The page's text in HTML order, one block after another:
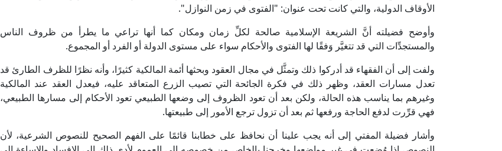
الأوقاف الدولية، والتي كانت تحت عنوان: "الفتوى في زمن النوازل".
وأوضح فضيلته أنَّ الشريعة الإسلامية صالحة لكلِّ زمان ومكان كما أنها تراعي ما يطرأ من ظروف الناس
والمستجدِّات التي قد تتغيَّر وَفقًا لها الفتوى والأحكام سواء على مستوى الدولة أو الفرد أو المجموع.
ولفت إلى أن الفقهاء قد أدركوا ذلك وتمثَّل في مجال العقود وبحثها أئمة المالكية كثيرًا، وأنه نظرًا للظرف الطارئ قد
تعدل مسارات العقد، وظهر ذلك في فكرة الجائحة التي تصيب الزرع المتعاقد عليه، فيعدل العقد عند المالكية
وغيرهم بما يناسب هذه الحالة، ولكن بعد أن تعود الظروف إلى وضعها الطبيعي تعود الأحكام إلى مسارها الطبيعي،
فهي قرِّرت لدفع الحاجة ورفعها ثم بعد أن تزول ترجع الأمور إلى طبيعتها.
وأشار فضيلة المفتي إلى أنه يجب علينا أن نحافظ على خطابنا قائمًا على الفهم الصحيح للنصوص الشرعية، لأن